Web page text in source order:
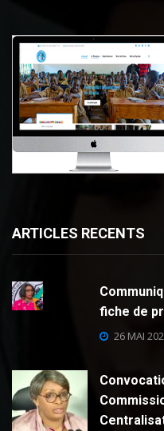
ARTICLES RECENTS
fiche de
26 MAI